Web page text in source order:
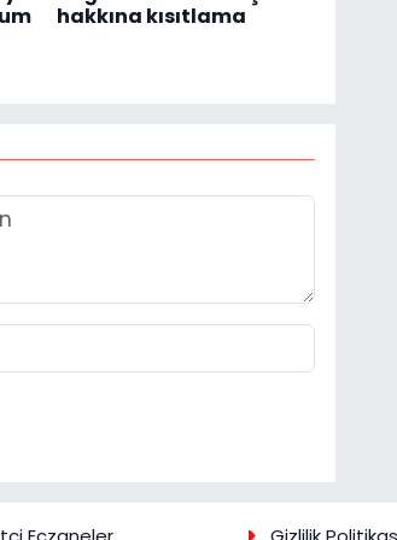
hakkına kısıtlama